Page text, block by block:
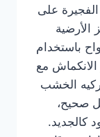
على
الأرضية
باستخدام
الانكماش مع
الخشب
صحيح،
كالجديد.